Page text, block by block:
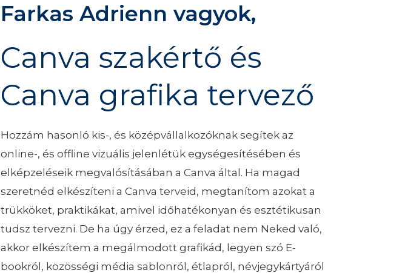
Farkas Adrienn vagyok,
Canva szakértő és
Canva grafika tervező
Hozzám hasonló kis-, és középvállalkozóknak segítek az
online-, és offline vizuális jelenlétük egységesítésében és
elképzeléseik megvalósításában a Canva által. Ha magad
szeretnéd elkészíteni a Canva terveid, megtanítom azokat a
trükköket, praktikákat, amivel időhatékonyan és esztétikusan
tudsz tervezni. De ha úgy érzed, ez a feladat nem Neked való,
akkor elkészítem a megálmodott grafikád, legyen szó E-
bookról, közösségi média sablonról, étlapról, névjegykártyáról